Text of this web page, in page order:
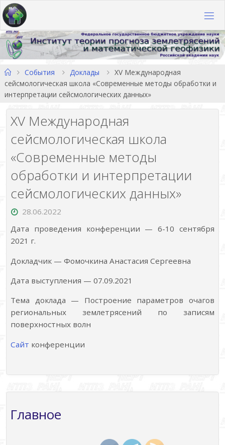
Перейти
к
содержимому
ГлавнаяСобытия Доклады
XV Международная
сейсмологическая школа «Современные методы обработки и
интерпретации сейсмологических данных»
XV Международная
сейсмологическая школа
«Современные методы
обработки и интерпретации
сейсмологических данных»
28.06.2022
Дата проведения конференции — 6-10 сентября
2021 г.
Докладчик — Фомочкина Анастасия Сергеевна
Дата выступления — 07.09.2021
Тема доклада — Построение параметров очагов
региональных землетрясений по записям
поверхностных волн
Сайт конференции
Главное